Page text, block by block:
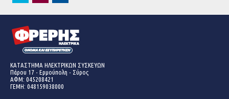
ΚΑΤΑΣΤΗΜΑ ΗΛΕΚΤΡΙΚΩΝ ΣΥΣΚΕΥΩΝ
Πάρου 17 - Ερμούπολη - Σύρος
ΑΦΜ: 045208421
ΓΕΜΗ: 048159038000